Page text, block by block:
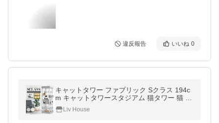
違反報告 いいね 0
キャットタワー ファブリック Sクラス 194c
m キャットタワースタジアム 猫タワー 猫 猫
用品 据え置き 爪とぎ 多頭飼い 落下防止柵
頑丈 ハンモック 猫ハウス
Liv House